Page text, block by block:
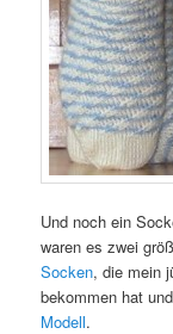
Und noch ein
waren es zwei
Socken, die mein
bekommen hat
Modell.